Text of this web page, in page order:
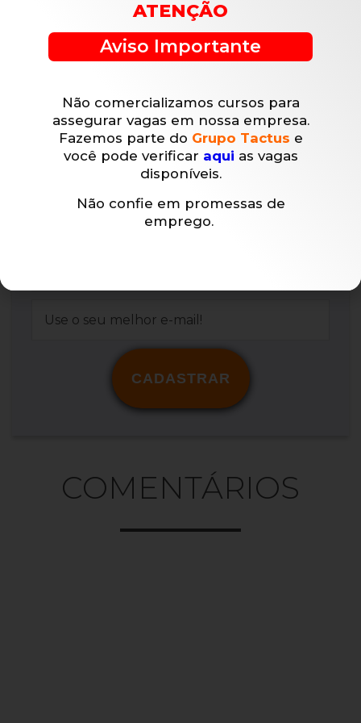
Lucro Real Para
transportadoras?
NÃO PERCA MAIS NENHUM
POST!
Assine nosso blog e receba novos
posts frequentemente em seu email.
CADASTRAR
COMENTÁRIOS
ATENÇÃO
Aviso Importante
Não comercializamos cursos para
assegurar vagas em nossa empresa.
Fazemos parte do Grupo Tactus e
você pode verificar aqui as vagas
disponíveis.
Não confie em promessas de
emprego.